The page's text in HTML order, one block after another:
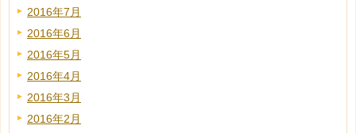
2016年7月
2016年6月
2016年5月
2016年4月
2016年3月
2016年2月